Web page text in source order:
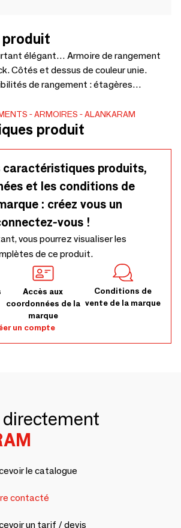
élégant… Armoire de rangement
Côtés et dessus de couleur unie.
de rangement : étagères
S'intègre parfaitement dans
maison – 1100 x 575 x 1800
ARMOIRES ALANKARAM
produit
caractéristiques produits,
et les conditions de
: créez vous un
vous !
vous pourrez visualiser les
de ce produit.
Accès aux
coordonnées de la
marque
Conditions de
vente de la marque
un compte
le catalogue
contacté
un tarif / devis